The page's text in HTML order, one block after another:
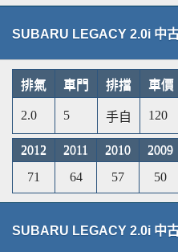
SUBARU LEGACY 2.0i 中
排氣 車門 排擋 車價
2.0 5 手自 120
2012 2011 2010
2009
71
64 57 50
SUBARU LEGACY 2.0i 中